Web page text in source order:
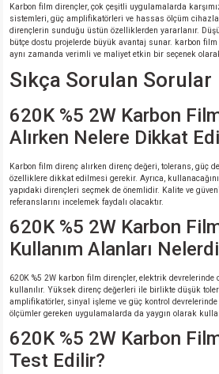
Karbon film dirençler, çok çeşitli uygulamalarda
sistemleri, güç amplifikatörleri ve hassas ölçüm
dirençlerin sunduğu üstün özelliklerden yararlanır.
bütçe dostu projelerde büyük avantaj sunar. karbon
aynı zamanda verimli ve maliyet etkin bir seçenek olarak
Sıkça Sorulan Sorular
620K %5 2W Karbon
Alırken Nelere Dikkat
Karbon film direnç alırken direnç değeri, tolerans, güç
özelliklere dikkat edilmesi gerekir. Ayrıca,
yapıdaki dirençleri seçmek de önemlidir. Kalite ve
referanslarını incelemek faydalı olacaktır.
620K %5 2W Karbon
Kullanım Alanları
620K %5 2W karbon film dirençler, elektrik devrelerinde
kullanılır. Yüksek direnç değerleri ile birlikte düşük
amplifikatörler, sinyal işleme ve güç kontrol
ölçümler gereken uygulamalarda da yaygın olarak
620K %5 2W Karbon
Test Edilir?